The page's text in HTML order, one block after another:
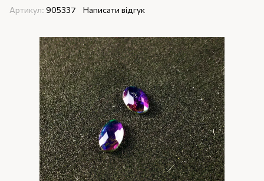
Артикул: 905337 Написати відгук